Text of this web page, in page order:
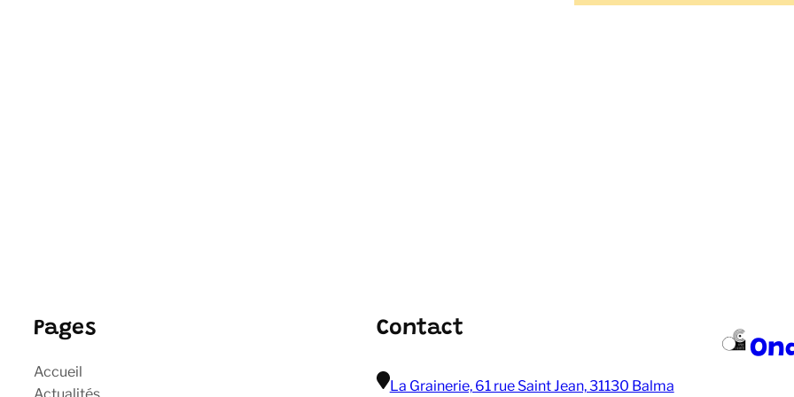
Pages
Accueil
Contact
La Grainerie, 61 rue Saint Jean, 31130 Balma